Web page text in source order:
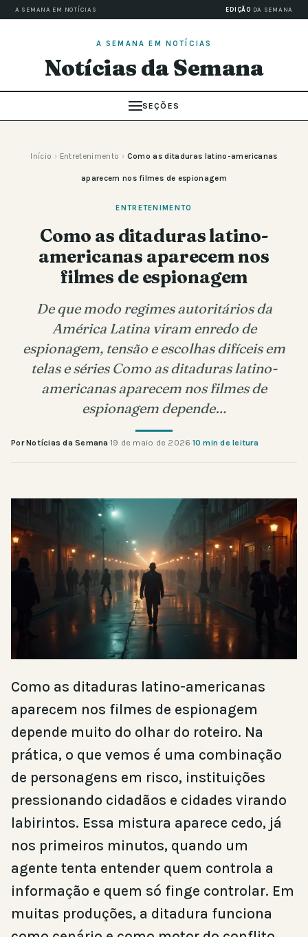
A SEMANA EM NOTÍCIAS EDIÇÃO DA SEMANA
A SEMANA EM NOTÍCIAS
Notícias da Semana
SEÇÕES
Início › Entretenimento › Como as ditaduras latino-americanas
aparecem nos filmes de espionagem
ENTRETENIMENTO
Como as ditaduras latino-
americanas aparecem nos
filmes de espionagem
De que modo regimes autoritários da
América Latina viram enredo de
espionagem, tensão e escolhas difíceis em
telas e séries Como as ditaduras latino-
americanas aparecem nos filmes de
espionagem depende…
Por Notícias da Semana·19 de maio de 2026·10 min de leitura
Como as ditaduras latino-americanas
aparecem nos filmes de espionagem
depende muito do olhar do roteiro. Na
prática, o que vemos é uma combinação
de personagens em risco, instituições
pressionando cidadãos e cidades virando
labirintos. Essa mistura aparece cedo, já
nos primeiros minutos, quando um
agente tenta entender quem controla a
informação e quem só finge controlar. Em
muitas produções, a ditadura funciona